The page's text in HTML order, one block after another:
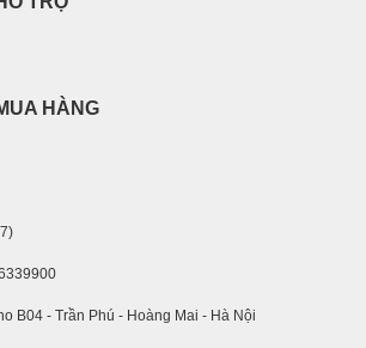
HÀNG
B04 - Trần Phú - Hoàng Mai - Hà Nội